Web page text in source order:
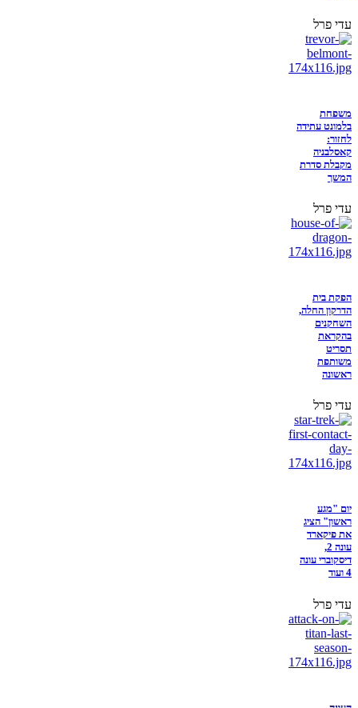
עדי פרל
משפחת
בלמונט עתידה
לחזור:
קאסלבניה
מקבלת סדרת
המשך
עדי פרל
הפקת בית
הדרקון החלה,
השחקנים
בהקראת
תסריט
משותפת
ראשונה
עדי פרל
יום "מגע
ראשון" הציג
את פיקארד
עונה 2,
דיסקוברי עונה
4 ועוד
עדי פרל